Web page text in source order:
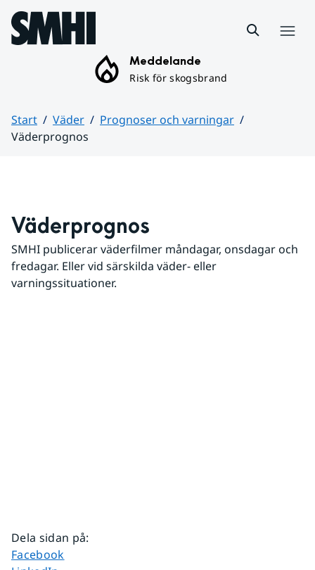
Hoppa till sidans innehåll
Meddelande
Risk för skogsbrand
Start Väder
Prognoser och varningar
Väderprognos
Väderprognos
SMHI publicerar väderfilmer måndagar, onsdagar och
fredagar. Eller vid särskilda väder- eller
varningssituationer.
Dela sidan på:
Dela sidan på
Facebook